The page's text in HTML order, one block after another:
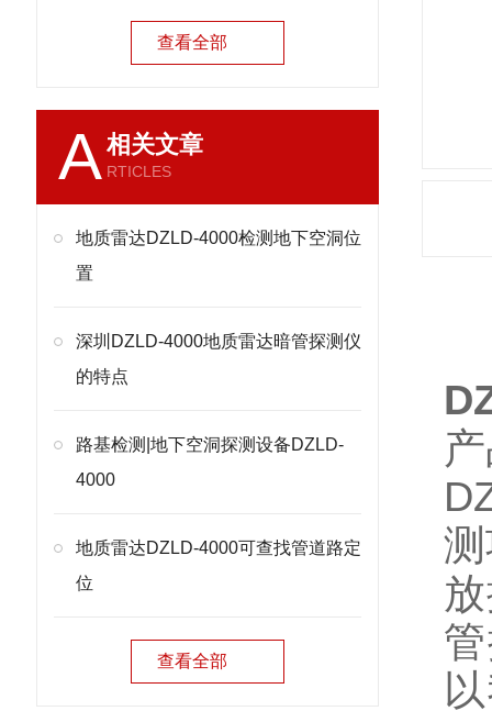
查看全部
A相关文章
RTICLES
地质雷达DZLD-4000检测地下空洞位
置
深圳DZLD-4000地质雷达暗管探测仪
的特点
路基检测|地下空洞探测设备DZLD-
4000
地质雷达DZLD-4000可查找管道路定
位
查看全部